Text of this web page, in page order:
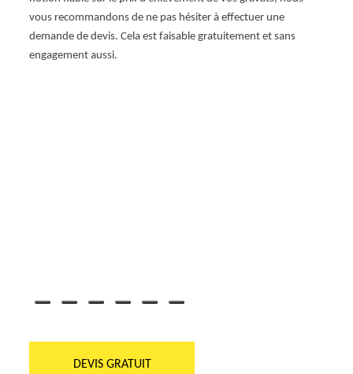
vous recommandons de ne pas hésiter à effectuer une
demande de devis. Cela est faisable gratuitement et sans
engagement aussi.
DEVIS GRATUIT